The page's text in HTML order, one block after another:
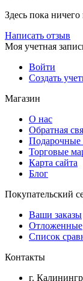
Здесь пока ничего
Написать отзыв
Моя учетная
Войти
Создать
Магазин
О нас
Обратная
Подарочные
Торговые
Карта сайта
Блог
Покупательский
Ваши заказы
Отложенные
Список
Контакты
г.